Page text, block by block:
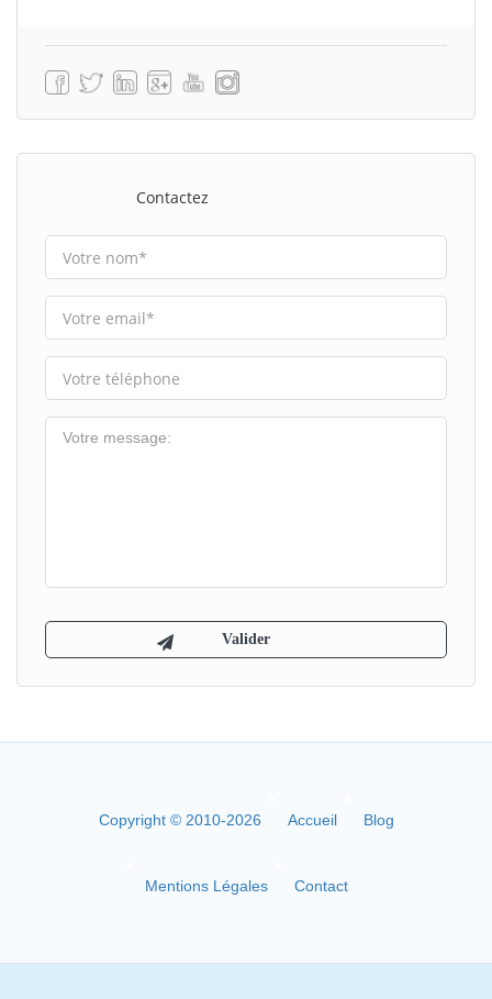
Contactez
Copyright © 2010-2026 Accueil Blog
Mentions Légales Contact